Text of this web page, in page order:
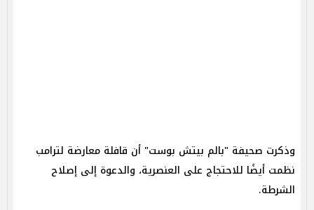
وذكرت صحيفة "بالم بيتش بوست" أن قافلة معارضة لترامب
نظمت أيضًا للاحتجاج على العنصرية، والدعوة إلى إصلاح
الشرطة.